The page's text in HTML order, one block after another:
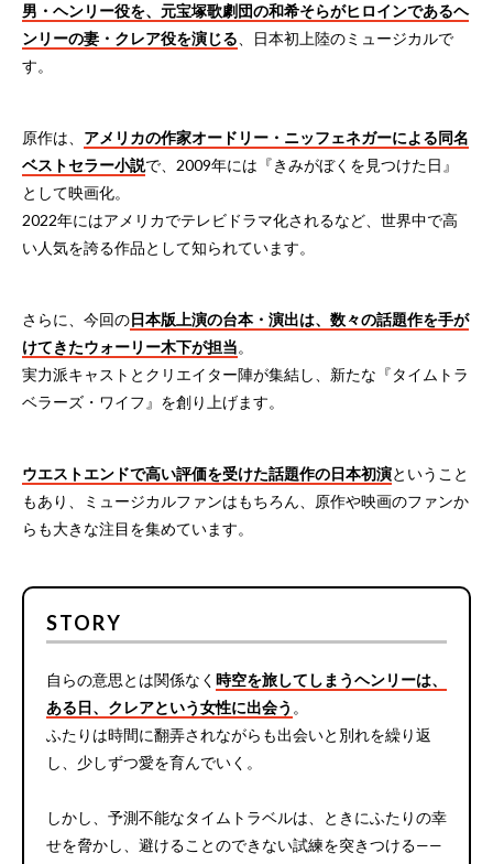
男・ヘンリー役を、元宝塚歌劇団の和希そらがヒロインであるヘ
ンリーの妻・クレア役を演じる 、日本初上陸のミュージカルで
す。
原作は、 アメリカの作家オードリー・ニッフェネガーによる同名
ベストセラー小説で、2009年には『きみがぼくを見つけた日』
として映画化。
2022年にはアメリカでテレビドラマ化されるなど、世界中で高
い人気を誇る作品として知られています。
さらに、今回の日本版上演の台本・演出は、数々の話題作を手が
けてきたウォーリー木下が担当。
実力派キャストとクリエイター陣が集結し、新たな『タイムトラ
ベラーズ・ワイフ』を創り上げます。
ウエストエンドで高い評価を受けた話題作の日本初演ということ
もあり、ミュージカルファンはもちろん、原作や映画のファンか
らも大きな注目を集めています。
STORY
自らの意思とは関係なく 時空を旅してしまうヘンリーは、
ある日、クレアという女性に出会う 。
ふたりは時間に翻弄されながらも出会いと別れを繰り返
し、少しずつ愛を育んでいく。
しかし、予測不能なタイムトラベルは、ときにふたりの幸
せを脅かし、避けることのできない試練を突きつける——